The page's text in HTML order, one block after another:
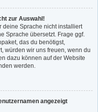
zur Auswahl!
deine Sprache nicht installiert
Sprache übersetzt. Frage ggf.
das du benötigst,
würden wir uns freuen, wenn du
dazu können auf der Website
werden.
angezeigt